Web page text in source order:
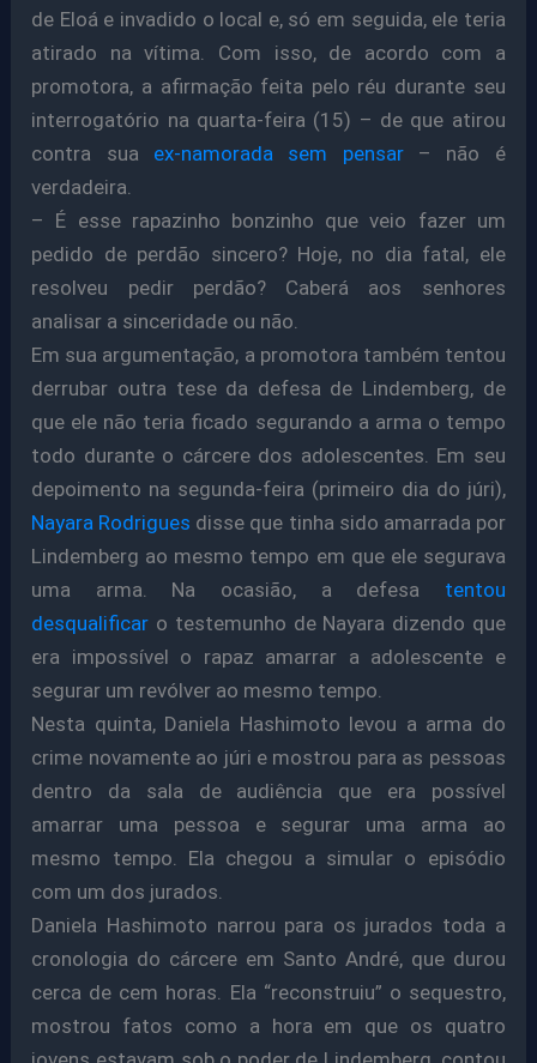
de Eloá e invadido o local e, só em seguida, ele teria
atirado na vítima. Com isso, de acordo com a
promotora, a afirmação feita pelo réu durante seu
interrogatório na quarta-feira (15) – de que atirou
contra sua ex-namorada sem pensar– não é
verdadeira.
– É esse rapazinho bonzinho que veio fazer um
pedido de perdão sincero? Hoje, no dia fatal, ele
resolveu pedir perdão? Caberá aos senhores
analisar a sinceridade ou não.
Em sua argumentação, a promotora também tentou
derrubar outra tese da defesa de Lindemberg, de
que ele não teria ficado segurando a arma o tempo
todo durante o cárcere dos adolescentes. Em seu
depoimento na segunda-feira (primeiro dia do júri),
Nayara Rodrigues disse que tinha sido amarrada por
Lindemberg ao mesmo tempo em que ele segurava
uma arma. Na ocasião, a defesa tentou
desqualificar o testemunho de Nayara dizendo que
era impossível o rapaz amarrar a adolescente e
segurar um revólver ao mesmo tempo.
Nesta quinta, Daniela Hashimoto levou a arma do
crime novamente ao júri e mostrou para as pessoas
dentro da sala de audiência que era possível
amarrar uma pessoa e segurar uma arma ao
mesmo tempo. Ela chegou a simular o episódio
com um dos jurados.
Daniela Hashimoto narrou para os jurados toda a
cronologia do cárcere em Santo André, que durou
cerca de cem horas. Ela “reconstruiu” o sequestro,
mostrou fatos como a hora em que os quatro